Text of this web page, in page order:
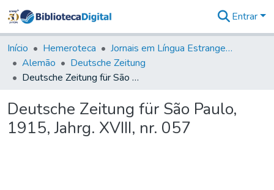
&
Coleções
Tudo na
Biblioteca
Estatísticas
Entrar
Início Hemeroteca
Jornais em Língua Estrangeira
Alemão
Deutsche Zeitung
Deutsche Zeitung für São Paulo, 1915, Jahrg. XVIII, nr. 057
Deutsche Zeitung für São Paulo,
1915, Jahrg. XVIII, nr. 057